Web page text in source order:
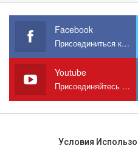
Facebook
Присоединиться к нам на Facebook
Youtube
Присоединяйтесь к нам на YouTube
Условия